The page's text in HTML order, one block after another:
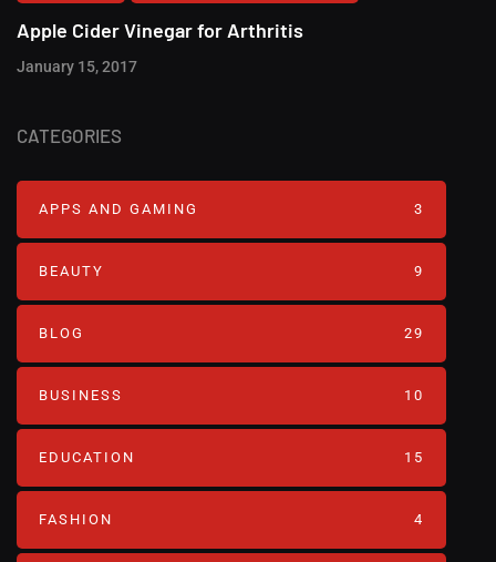
Apple Cider Vinegar for Arthritis
January 15, 2017
CATEGORIES
APPS AND GAMING 3
BEAUTY 9
BLOG 29
BUSINESS 10
EDUCATION 15
FASHION 4